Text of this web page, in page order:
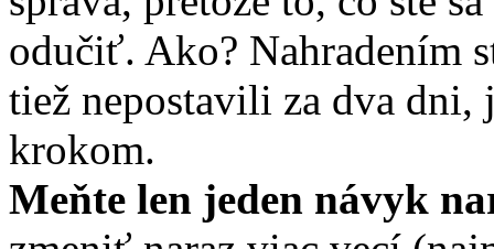
odučiť. Ako? Nahradením
tiež nepostavili za dva dni,
krokom.
Meňte len jeden návyk